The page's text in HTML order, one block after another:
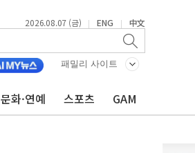
2026.08.07 (금) | ENG | 中文
패밀리 사이트
문화·연예 스포츠 GAM